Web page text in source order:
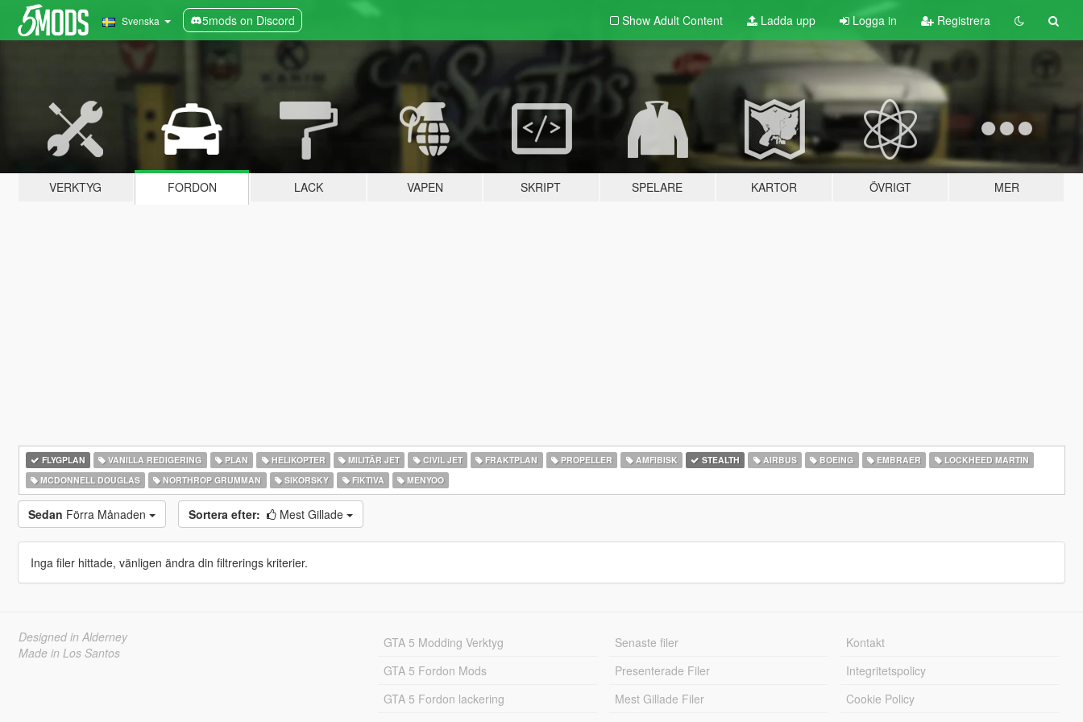
Svenska 5mods on Discord Show Adult Content Ladda upp Logga in Registrera
VERKTYG FORDON LACK VAPEN SKRIPT SPELARE KARTOR ÖVRIGT MER
FLYGPLAN VANILLA REDIGERING PLAN HELIKOPTER MILITÄR JET CIVIL JET FRAKTPLAN PROPELLER AMFIBISK STEALTH AIRBUS BOEING EMBRAER
LOCKHEED MARTIN
MCDONNELL DOUGLAS
NORTHROP GRUMMAN SIKORSKY FIKTIVA MENYOO
Sedan Förra Månaden Sortera efter: Mest Gillade
Inga filer hittade, vänligen ändra din filtrerings kriterier.
Designed in Alderney
Made in Los Santos
GTA 5 Modding Verktyg
GTA 5 Fordon Mods
GTA 5 Fordon lackering
Senaste filer
Presenterade Filer
Mest Gillade Filer
Kontakt
Integritetspolicy
Cookie Policy